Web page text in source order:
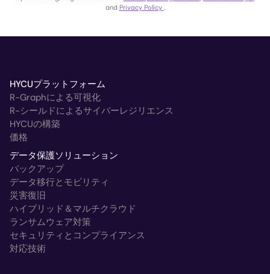
and Privacy Policy
HYCUプラットフォーム
R-Graphによる可視化
R-シールドによるサイバーレジリエンス
HYCUの構築
価格
データ保護ソリューション
バックアップ
データ移行とモビリティ
災害復旧
ハイブリッド＆マルチクラウド
ランサムウェア対策
セキュリティとコンプライアンス
対応技術